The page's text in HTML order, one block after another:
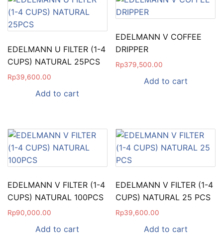
EDELMANN U FILTER (1-4
CUPS) NATURAL 25PCS
Rp39,600.00
Add to cart
EDELMANN V COFFEE
DRIPPER
Rp379,500.00
Add to cart
EDELMANN V FILTER (1-4
CUPS) NATURAL 100PCS
Rp90,000.00
Add to cart
EDELMANN V FILTER (1-4
CUPS) NATURAL 25 PCS
Rp39,600.00
Add to cart